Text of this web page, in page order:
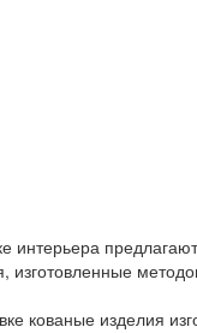
интерьера
изготовленные
кованые изделия